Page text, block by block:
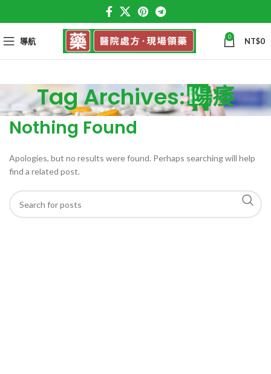
導航 0 NT$0
Tag Archives: 陽痿
Nothing Found
Apologies, but no results were found. Perhaps searching will help
find a related post.